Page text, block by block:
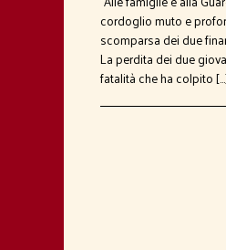
cordoglio muto e
scomparsa dei due
La perdita dei due
fatalità che ha colpito